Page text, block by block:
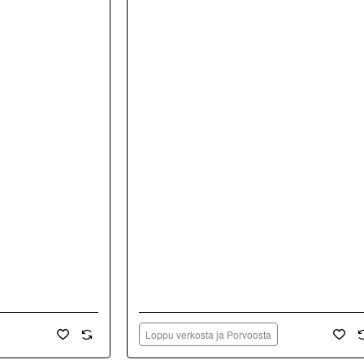
Loppu verkosta ja Porvoosta